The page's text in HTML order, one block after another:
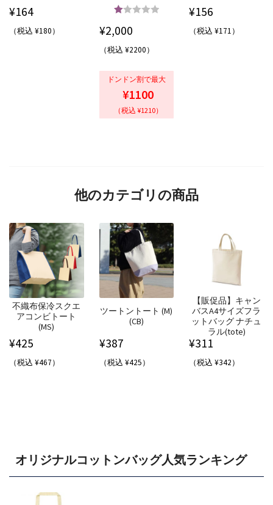
¥164
（税込 ¥180）
の評価
¥2,000
（税込 ¥2200）
ドンドン割で最大
¥1100
（税込 ¥1210）
¥156
（税込 ¥171）
他のカテゴリの商品
不織布保冷スクエ
アコンビトート
(MS)
¥425
（税込 ¥467）
ツートントート (M)
(CB)
¥387
（税込 ¥425）
【販促品】キャン
バスA4サイズフラ
ットバッグ ナチュ
ラル(tote)
¥311
（税込 ¥342）
オリジナルコットンバッグ人気ランキング